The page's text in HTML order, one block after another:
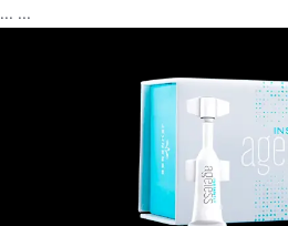
... ...